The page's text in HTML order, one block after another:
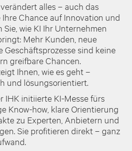
alles – auch das
Chance auf Innovation und
wie KI Ihr Unternehmen
Mehr Kunden, neue
Geschäftsprozesse sind keine
greifbare Chancen.
Ihnen, wie es geht –
und lösungsorientiert.
IHK initiierte KI-Messe fürs
Know-how, klare Orientierung
zu Experten, Anbietern und
Sie profitieren direkt – ganz